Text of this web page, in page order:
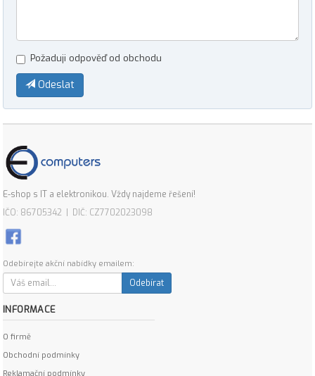
Požaduji odpověď od obchodu
Odeslat
E-shop s IT a elektronikou. Vždy najdeme řešení!
IČO: 86705342 | DIČ: CZ7702023098
Odebírejte akční nabídky emailem:
Odebírat
INFORMACE
O firmě
Obchodní podmínky
Reklamační podmínky